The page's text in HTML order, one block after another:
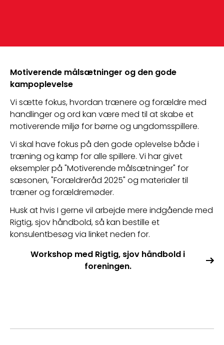
Motiverende målsætninger og den gode
kampoplevelse
Vi sætte fokus, hvordan trænere og forældre med
handlinger og ord kan være med til at skabe et
motiverende miljø for børne og ungdomsspillere.
Vi skal have fokus på den gode oplevelse både i
træning og kamp for alle spillere. Vi har givet
eksempler på "Motiverende målsætninger" for
sæsonen, "Forældreråd 2025" og materialer til
træner og forældremøder.
Husk at hvis I gerne vil arbejde mere indgående med
Rigtig, sjov håndbold, så kan bestille et
konsulentbesøg via linket neden for.
Workshop med Rigtig, sjov håndbold i
foreningen.